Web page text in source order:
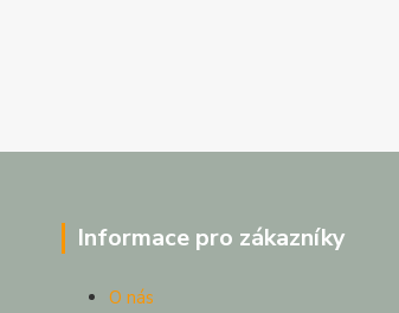
Informace pro zákazníky
O nás